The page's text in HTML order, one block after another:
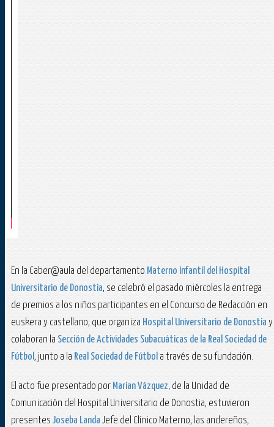
En la Caber@aula del departamento Materno Infantil del Hospital
Universitario de Donostia, se celebró el pasado miércoles la entrega
de premios a los niños participantes en el Concurso de Redacción en
euskera y castellano, que organiza Hospital Universitario de Donostia y
colaboran la Sección de Actividades Subacuáticas de la Real Sociedad de
Fútbol , junto a la Real Sociedad de Fútbol a través de su fundación.
El acto fue presentado por Marian Vázquez, de la Unidad de
Comunicación del Hospital Universitario de Donostia, estuvieron
presentes Joseba Landa Jefe del Clínico Materno, las andereños,